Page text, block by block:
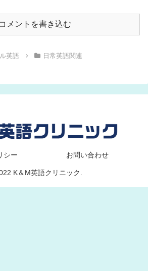
コメントを書き込む
英語 日常英語関連
シー お問い合わせ
K＆M英語クリニック.